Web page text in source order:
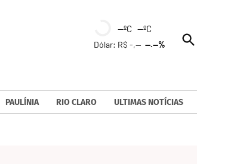
--ºC --ºC
Dólar: R$ -,----.--%
Open
Search
PAULÍNIA RIO CLARO ULTIMAS NOTÍCIAS